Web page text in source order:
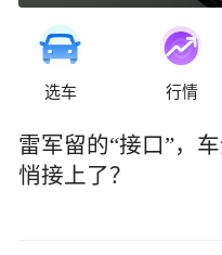
选车 行情
雷军留的“接口”，
悄接上了？